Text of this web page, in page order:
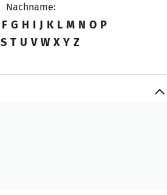
Nachname:
F G H I J K L M N O P
S T U V W X Y Z